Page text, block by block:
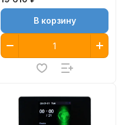
В корзину